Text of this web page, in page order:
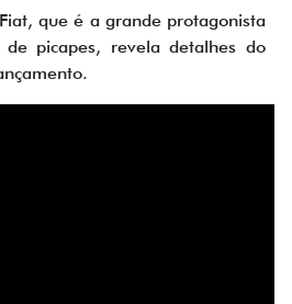
que é a grande protagonista
picapes, revela detalhes do